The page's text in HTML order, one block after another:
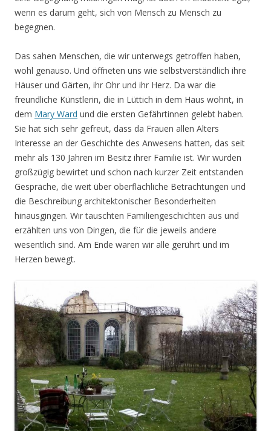
wenn es darum geht, sich von Mensch zu Mensch zu
begegnen.
Das sahen Menschen, die wir unterwegs getroffen haben,
wohl genauso. Und öffneten uns wie selbstverständlich ihre
Häuser und Gärten, ihr Ohr und ihr Herz. Da war die
freundliche Künstlerin, die in Lüttich in dem Haus wohnt, in
dem Mary Ward und die ersten Gefährtinnen gelebt haben.
Sie hat sich sehr gefreut, dass da Frauen allen Alters
Interesse an der Geschichte des Anwesens hatten, das seit
mehr als 130 Jahren im Besitz ihrer Familie ist. Wir wurden
großzügig bewirtet und schon nach kurzer Zeit entstanden
Gespräche, die weit über oberflächliche Betrachtungen und
die Beschreibung architektonischer Besonderheiten
hinausgingen. Wir tauschten Familiengeschichten aus und
erzählten uns von Dingen, die für die jeweils andere
wesentlich sind. Am Ende waren wir alle gerührt und im
Herzen bewegt.